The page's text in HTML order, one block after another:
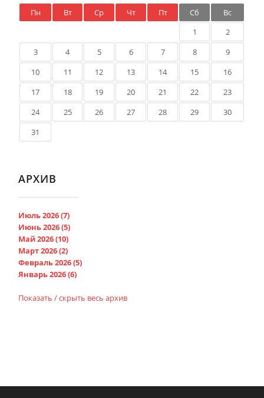
Пн Вт Ср Чт Пт Сб
Вс
1
2
3
4 5 6 7 8
9
10
11 12 13 14 15
16
17
18 19 20 21 22
23
24
25 26 27 28 29
30
31
АРХИВ
Июль 2026 (7)
Июнь 2026 (5)
Май 2026 (10)
Март 2026 (2)
Февраль 2026 (5)
Январь 2026 (6)
Показать / скрыть весь архив